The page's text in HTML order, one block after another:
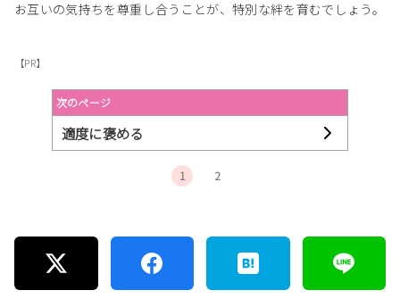
お互いの気持ちを尊重し合うことが、特別な絆を育むでしょう。
【PR】
次のページ
適度に褒める
1 2